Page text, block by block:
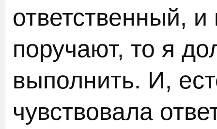
ответственный, и
поручают, то я
выполнить. И,
чувствовала